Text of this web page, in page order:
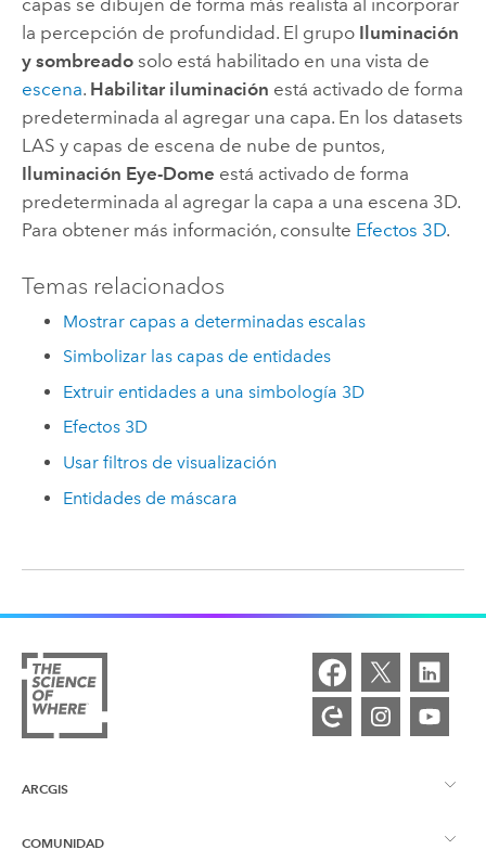
la percepción de profundidad. El grupo Iluminación
y sombreadosolo está habilitado en una vista de
escena. Habilitar iluminación está activado de forma
predeterminada al agregar una capa. En los datasets
LAS y capas de escena de nube de puntos,
Iluminación Eye-Dome está activado de forma
predeterminada al agregar la capa a una escena 3D.
Para obtener más información, consulte Efectos 3D.
Temas relacionados
Mostrar capas a determinadas escalas
Simbolizar las capas de entidades
Extruir entidades a una simbología 3D
Efectos 3D
Usar filtros de visualización
Entidades de máscara
ARCGIS
Descripción general de ArcGIS
COMUNIDAD